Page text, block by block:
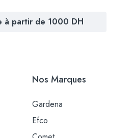
à partir de 1000 DH
Nos Marques
Gardena
Efco